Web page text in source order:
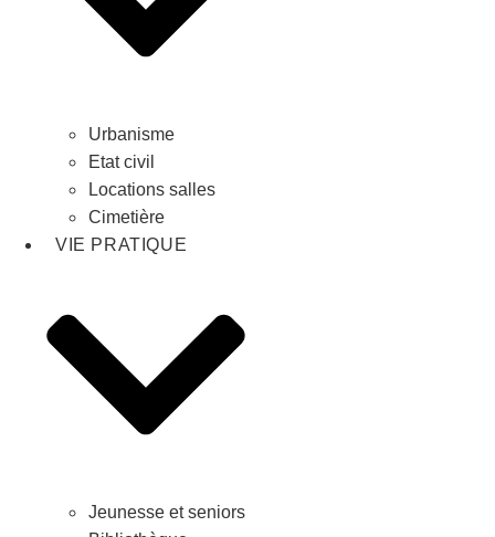
Urbanisme
Etat civil
Locations salles
Cimetière
VIE PRATIQUE
Jeunesse et seniors